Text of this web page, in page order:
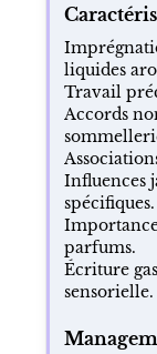
liquides
Travail
Accords
Influences
spécifiques.
Importance
parfums.
Écriture
sensorielle.